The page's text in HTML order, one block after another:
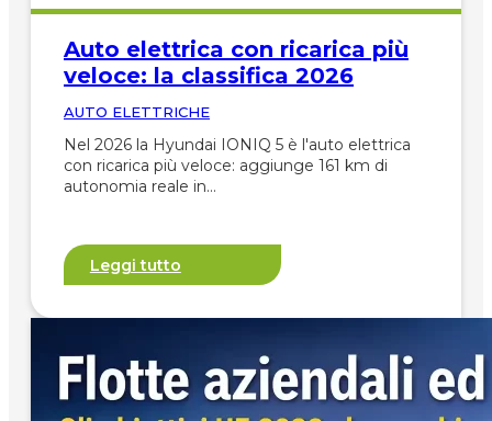
Auto elettrica con ricarica più
veloce: la classifica 2026
AUTO ELETTRICHE
Nel 2026 la Hyundai IONIQ 5 è l'auto elettrica
con ricarica più veloce: aggiunge 161 km di
autonomia reale in…
Leggi tutto